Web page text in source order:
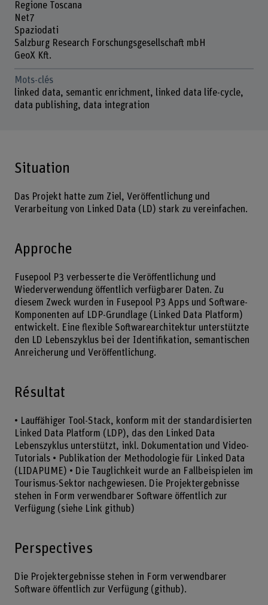
Regione Toscana
Net7
Spaziodati
Salzburg Research Forschungsgesellschaft mbH
GeoX Kft.
Mots-clés
linked data, semantic enrichment, linked data life-cycle,
data publishing, data integration
Situation
Das Projekt hatte zum Ziel, Veröffentlichung und
Verarbeitung von Linked Data (LD) stark zu vereinfachen.
Approche
Fusepool P3 verbesserte die Veröffentlichung und
Wiederverwendung öffentlich verfügbarer Daten. Zu
diesem Zweck wurden in Fusepool P3 Apps und Software-
Komponenten auf LDP-Grundlage (Linked Data Platform)
entwickelt. Eine flexible Softwarearchitektur unterstützte
den LD Lebenszyklus bei der Identifikation, semantischen
Anreicherung und Veröffentlichung.
Résultat
• Lauffähiger Tool-Stack, konform mit der standardisierten
Linked Data Platform (LDP), das den Linked Data
Lebenszyklus unterstützt, inkl. Dokumentation und Video-
Tutorials • Publikation der Methodologie für Linked Data
(LIDAPUME) • Die Tauglichkeit wurde an Fallbeispielen im
Tourismus-Sektor nachgewiesen. Die Projektergebnisse
stehen in Form verwendbarer Software öffentlich zur
Verfügung (siehe Link github)
Perspectives
Die Projektergebnisse stehen in Form verwendbarer
Software öffentlich zur Verfügung (github).